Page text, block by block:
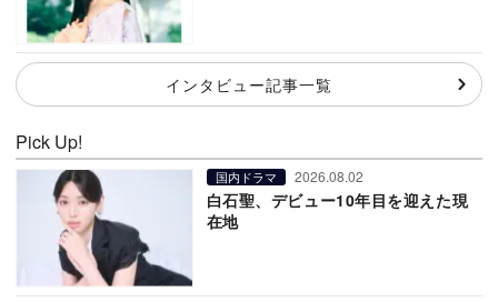
インタビュー記事一覧
Pick Up!
国内ドラマ 2026.08.02
白石聖、デビュー10年目を迎えた現
在地